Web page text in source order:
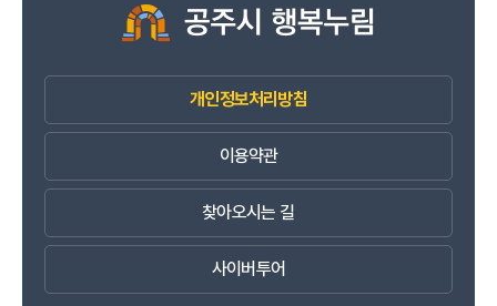
개인정보처리방침
이용약관
찾아오시는 길
사이버투어